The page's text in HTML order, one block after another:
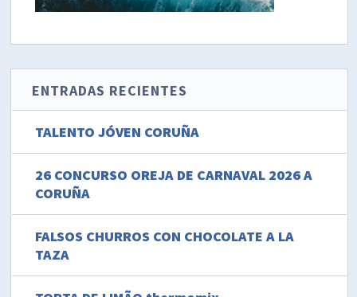
ENTRADAS RECIENTES
TALENTO JÓVEN CORUÑA
26 CONCURSO OREJA DE CARNAVAL 2026 A
CORUÑA
FALSOS CHURROS CON CHOCOLATE A LA
TAZA